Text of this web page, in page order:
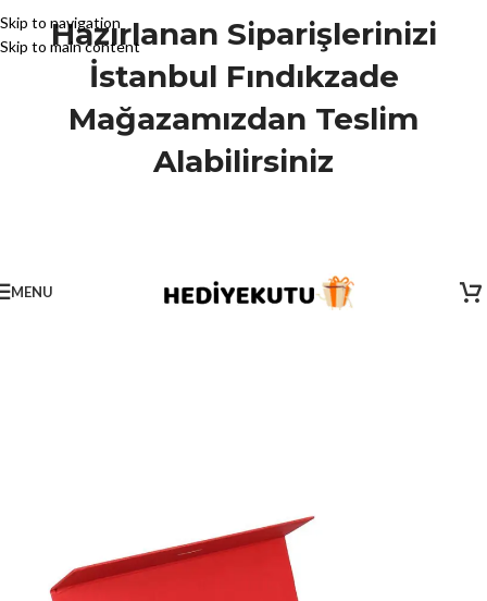
Skip to navigation
Skip to main content
Hazırlanan Siparişlerinizi
İstanbul Fındıkzade
Mağazamızdan Teslim
Alabilirsiniz
MENU